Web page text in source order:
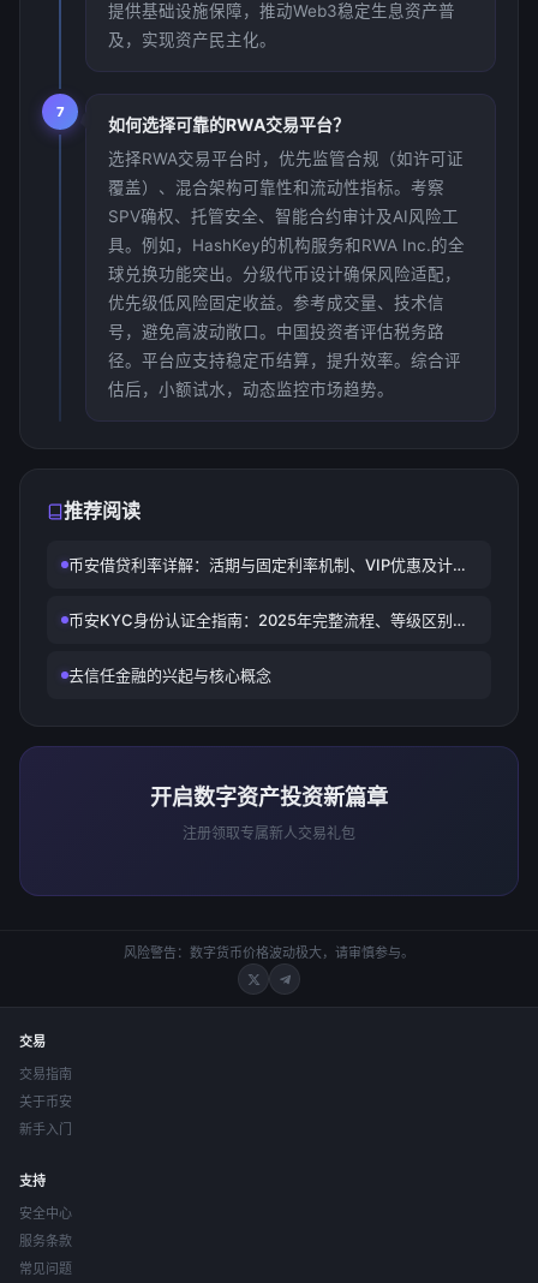
提供基础设施保障，推动Web3稳定生息资产普
及，实现资产民主化。
7
如何选择可靠的RWA交易平台？
选择RWA交易平台时，优先监管合规（如许可证
覆盖）、混合架构可靠性和流动性指标。考察
SPV确权、托管安全、智能合约审计及AI风险工
具。例如，HashKey的机构服务和RWA Inc.的全
球兑换功能突出。分级代币设计确保风险适配，
优先级低风险固定收益。参考成交量、技术信
号，避免高波动敞口。中国投资者评估税务路
径。平台应支持稳定币结算，提升效率。综合评
估后，小额试水，动态监控市场趋势。
推荐阅读
币安借贷利率详解：活期与固定利率机制、VIP优惠及计算
币安KYC身份认证全指南：2025年完整流程、等级区别与
去信任金融的兴起与核心概念
开启数字资产投资新篇章
注册领取专属新人交易礼包
风险警告：数字货币价格波动极大，请审慎参与。
交易
交易指南
关于币安
新手入门
支持
安全中心
服务条款
常见问题